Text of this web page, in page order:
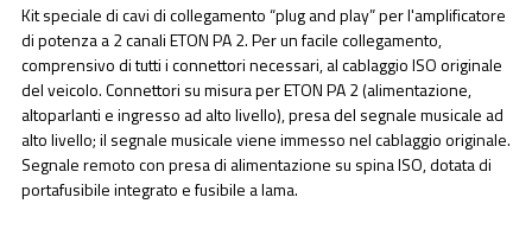
Kit speciale di cavi di collegamento “plug and play” per l'amplificatore
di potenza a 2 canali ETON PA 2. Per un facile collegamento,
comprensivo di tutti i connettori necessari, al cablaggio ISO originale
del veicolo. Connettori su misura per ETON PA 2 (alimentazione,
altoparlanti e ingresso ad alto livello), presa del segnale musicale ad
alto livello; il segnale musicale viene immesso nel cablaggio originale.
Segnale remoto con presa di alimentazione su spina ISO, dotata di
portafusibile integrato e fusibile a lama.